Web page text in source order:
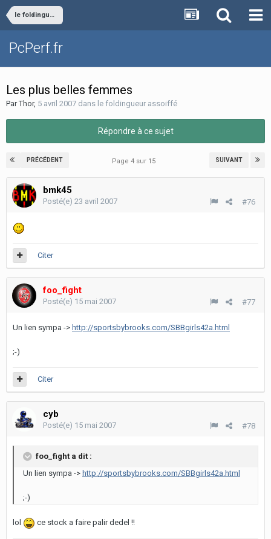
le foldingueur assoiffé
PcPerf.fr
Les plus belles femmes
ParThor, 5 avril 2007 dans le foldingueur assoiffé
Répondre à ce sujet
PRÉCÉDENT SUIVANT
Page 4 sur 15
bmk45
#76
Posté(e) 23 avril 2007
Citer
foo_fight
#77
Posté(e) 15 mai 2007
Un lien sympa -> http://sportsbybrooks.com/SBBgirls42a.html
;-)
Citer
cyb
#78
Posté(e) 15 mai 2007
foo_fight a dit :
Un lien sympa -> http://sportsbybrooks.com/SBBgirls42a.html
;-)
lol ce stock a faire palir dedel !!